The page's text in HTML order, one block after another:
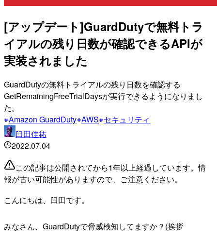
[アップデート]GuardDutyで無料トラ
イアルの残り日数が確認できるAPIが
実装されました
GuardDutyの無料トライアルの残り日数を確認する
GetRemainingFreeTrialDaysが実行できるようになりまし
た。
Amazon GuardDuty AWS セキュリティ
臼田佳祐
2022.07.04
この記事は公開されてから1年以上経過しています。情
報が古い可能性がありますので、ご注意ください。
こんにちは、臼田です。
みなさん、GuardDutyで脅威検知してますか？(挨拶